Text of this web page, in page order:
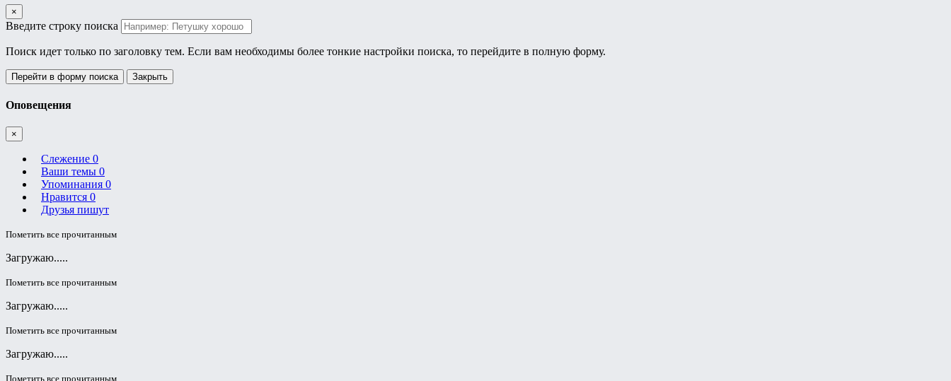
×
Введите строку поиска
Поиск идет только по заголовку тем. Если вам необходимы более тонкие настройки поиска, то перейдите в полную форму.
Перейти в форму поиска Закрыть
Оповещения
×
Слежение 0
Ваши темы 0
Упоминания 0
Нравится 0
Друзья пишут
Пометить все прочитанным
Загружаю.....
Пометить все прочитанным
Загружаю.....
Пометить все прочитанным
Загружаю.....
Пометить все прочитанным